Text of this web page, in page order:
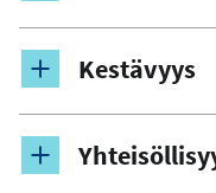
Kestävyys